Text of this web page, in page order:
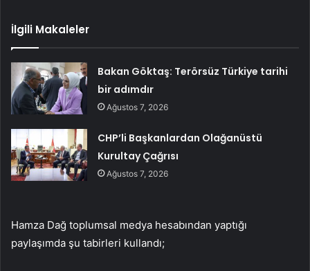
İlgili Makaleler
Bakan Göktaş: Terörsüz Türkiye tarihi
bir adımdır
Ağustos 7, 2026
CHP’li Başkanlardan Olağanüstü
Kurultay Çağrısı
Ağustos 7, 2026
Hamza Dağ toplumsal medya hesabından yaptığı
paylaşımda şu tabirleri kullandı;